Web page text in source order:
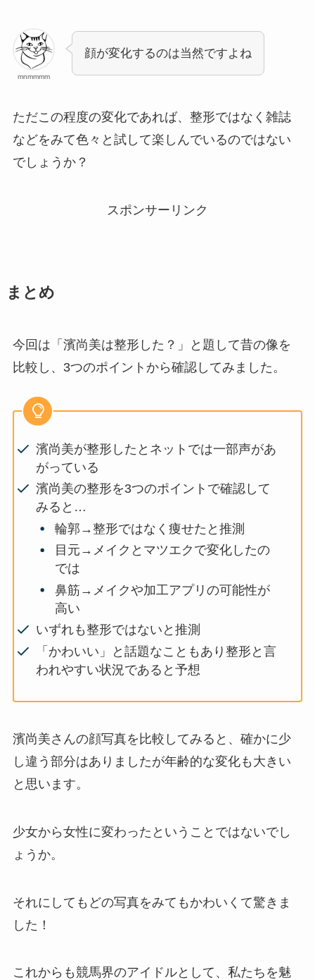
mnmmmm
顔が変化するのは当然ですよね
ただこの程度の変化であれば、整形ではなく雑誌
などをみて色々と試して楽しんでいるのではない
でしょうか？
スポンサーリンク
まとめ
今回は「濱尚美は整形した？」と題して昔の像を
比較し、3つのポイントから確認してみました。
濱尚美が整形したとネットでは一部声があ
がっている
濱尚美の整形を3つのポイントで確認して
みると…
輪郭→整形ではなく痩せたと推測
目元→メイクとマツエクで変化したの
では
鼻筋→メイクや加工アプリの可能性が
高い
いずれも整形ではないと推測
「かわいい」と話題なこともあり整形と言
われやすい状況であると予想
濱尚美さんの顔写真を比較してみると、確かに少
し違う部分はありましたが年齢的な変化も大きい
と思います。
少女から女性に変わったということではないでし
ょうか。
それにしてもどの写真をみてもかわいくて驚きま
した！
これからも競馬界のアイドルとして、私たちを魅